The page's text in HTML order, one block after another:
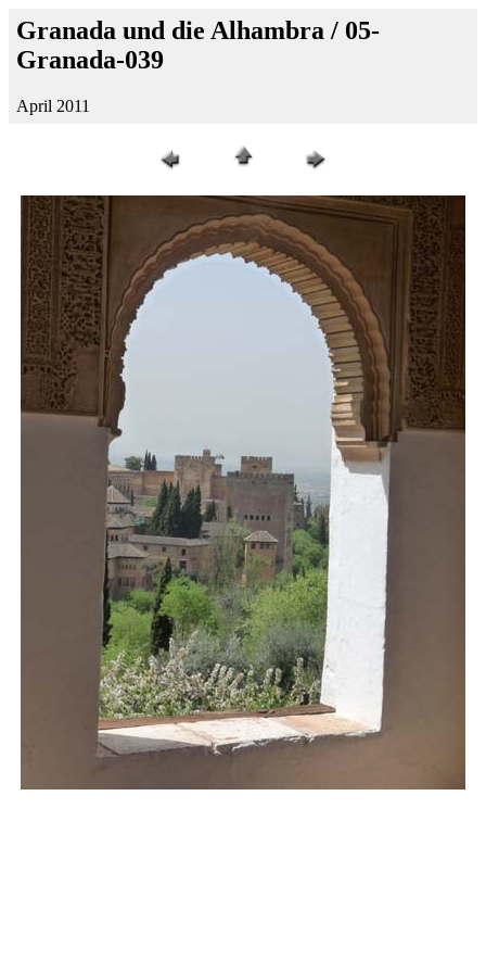
Granada und die Alhambra / 05-
Granada-039
April 2011